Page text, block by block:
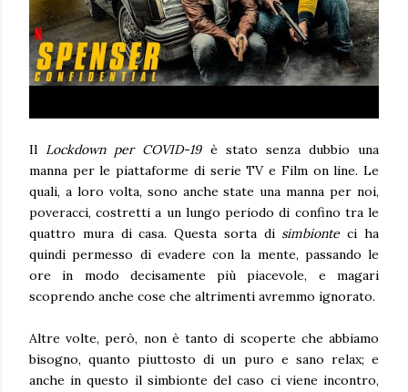
Il Lockdown per COVID-19è stato senza dubbio una
manna per le piattaforme di serie TV e Film on line. Le
quali, a loro volta, sono anche state una manna per noi,
poveracci, costretti a un lungo periodo di confino tra le
quattro mura di casa. Questa sorta di simbionte ci ha
quindi permesso di evadere con la mente, passando le
ore in modo decisamente più piacevole, e magari
scoprendo anche cose che altrimenti avremmo ignorato.
Altre volte, però, non è tanto di scoperte che abbiamo
bisogno, quanto piuttosto di un puro e sano relax; e
anche in questo il simbionte del caso ci viene incontro,